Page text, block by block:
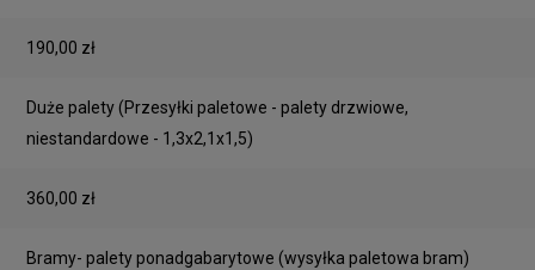
190,00 zł
Duże palety(Przesyłki paletowe - palety drzwiowe,
niestandardowe - 1,3x2,1x1,5)
360,00 zł
Bramy- palety ponadgabarytowe (wysyłka paletowa bram)